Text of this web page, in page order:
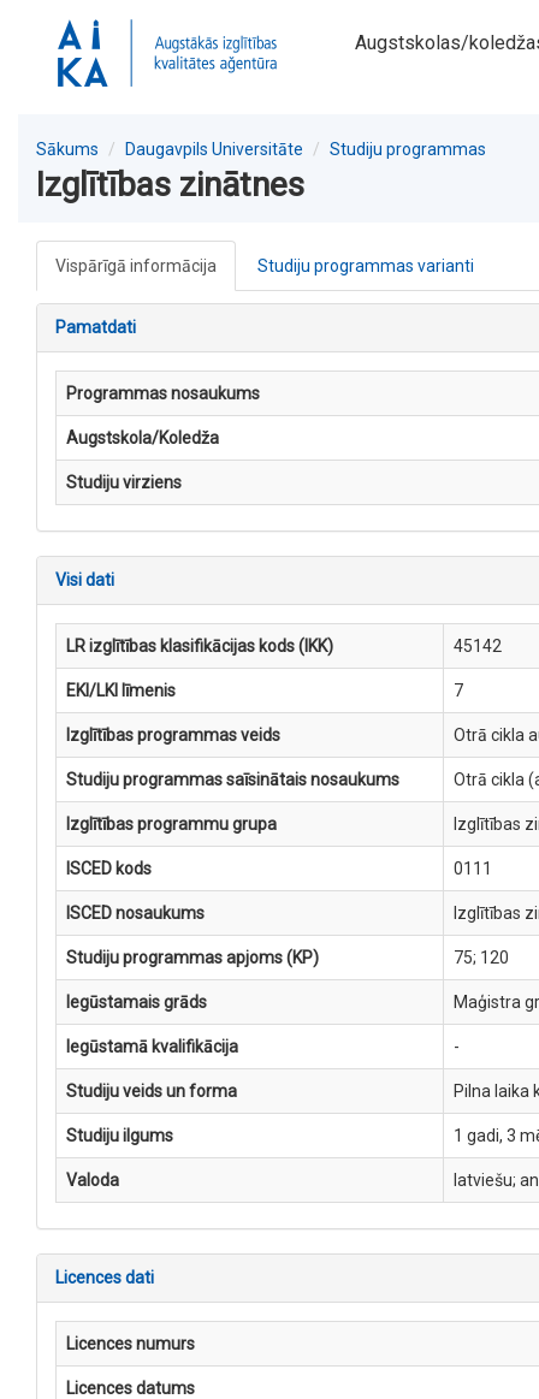
Augstskolas/
Sākums Daugavpils Universitāte Studiju programmas
Izglītības zinātnes
Vispārīgā informācija Studiju programmas varianti
Pamatdati
Programmas nosaukums
Augstskola/Koledža
Studiju virziens
Visi dati
LR izglītības klasifikācijas kods (IKK) 45142
EKI/LKI līmenis 7
Izglītības programmas veids Otrā cikla
Studiju programmas saīsinātais nosaukums Otrā cikla
Izglītības programmu grupa Izglītības
ISCED kods 0111
ISCED nosaukums Izglītības
Studiju programmas apjoms (KP) 75; 120
Iegūstamais grāds Maģistra
Iegūstamā kvalifikācija -
Studiju veids un forma Pilna laika
Studiju ilgums 1 gadi, 3
Valoda latviešu;
Licences dati
Licences numurs
Licences datums